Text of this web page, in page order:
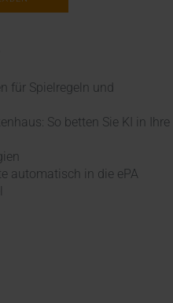
für Spielregeln und
So betten Sie KI in Ihre
automatisch in die ePA